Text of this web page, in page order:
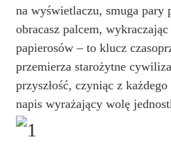
na wyświetlaczu, smuga pary
obracasz palcem,
papierosów – to klucz
przemierza starożytne
przyszłość, czyniąc z
napis wyrażający wolę